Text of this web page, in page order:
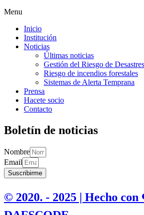
Menu
Inicio
Institución
Noticias
Últimas noticias
Gestión del Riesgo de Desastres
Riesgo de incendios forestales
Sistemas de Alerta Temprana
Prensa
Hacete socio
Contacto
Boletín de noticias
Nombre
Email
Suscribirme
© 2020. - 2025 | Hecho